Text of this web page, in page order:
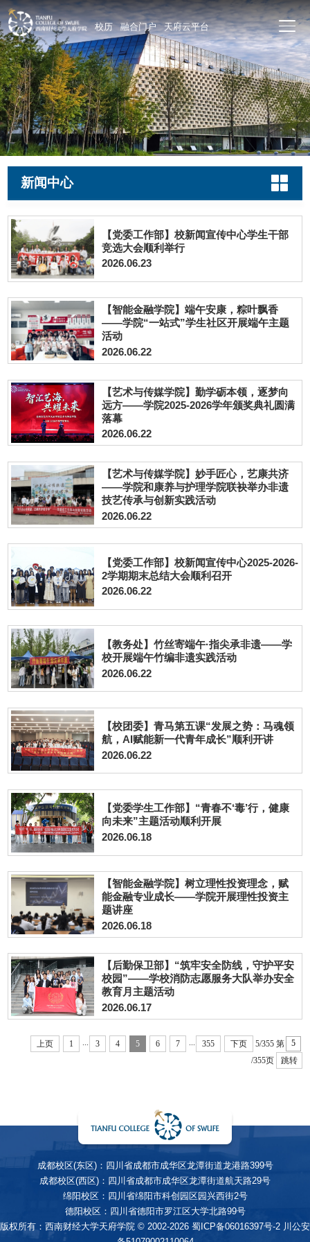
校历 融合门户 天府云平台
新闻中心
【党委工作部】校新闻宣传中心学生干部
竞选大会顺利举行
2026.06.23
【智能金融学院】端午安康，粽叶飘香
——学院“一站式”学生社区开展端午主题
活动
2026.06.22
【艺术与传媒学院】勤学砺本领，逐梦向
远方——学院2025-2026学年颁奖典礼圆满
落幕
2026.06.22
【艺术与传媒学院】妙手匠心，艺康共济
——学院和康养与护理学院联袂举办非遗
技艺传承与创新实践活动
2026.06.22
【党委工作部】校新闻宣传中心2025-2026-
2学期期末总结大会顺利召开
2026.06.22
【教务处】竹丝寄端午·指尖承非遗——学
校开展端午竹编非遗实践活动
2026.06.22
【校团委】青马第五课“发展之势：马魂领
航，AI赋能新一代青年成长”顺利开讲
2026.06.22
【党委学生工作部】“青春不‘毒’行，健康
向未来”主题活动顺利开展
2026.06.18
【智能金融学院】树立理性投资理念，赋
能金融专业成长——学院开展理性投资主
题讲座
2026.06.18
【后勤保卫部】“筑牢安全防线，守护平安
校园”——学校消防志愿服务大队举办安全
教育月主题活动
2026.06.17
上页 1 ... 3 4 5 6 7 ... 355 下页 5/355 第
/355页
跳转
成都校区(东区)：四川省成都市成华区龙潭街道龙港路399号
成都校区(西区)：四川省成都市成华区龙潭街道航天路29号
绵阳校区：四川省绵阳市科创园区园兴西街2号
德阳校区：四川省德阳市罗江区大学北路99号
版权所有：西南财经大学天府学院 © 2002-2026 蜀ICP备06016397号-2 川公安